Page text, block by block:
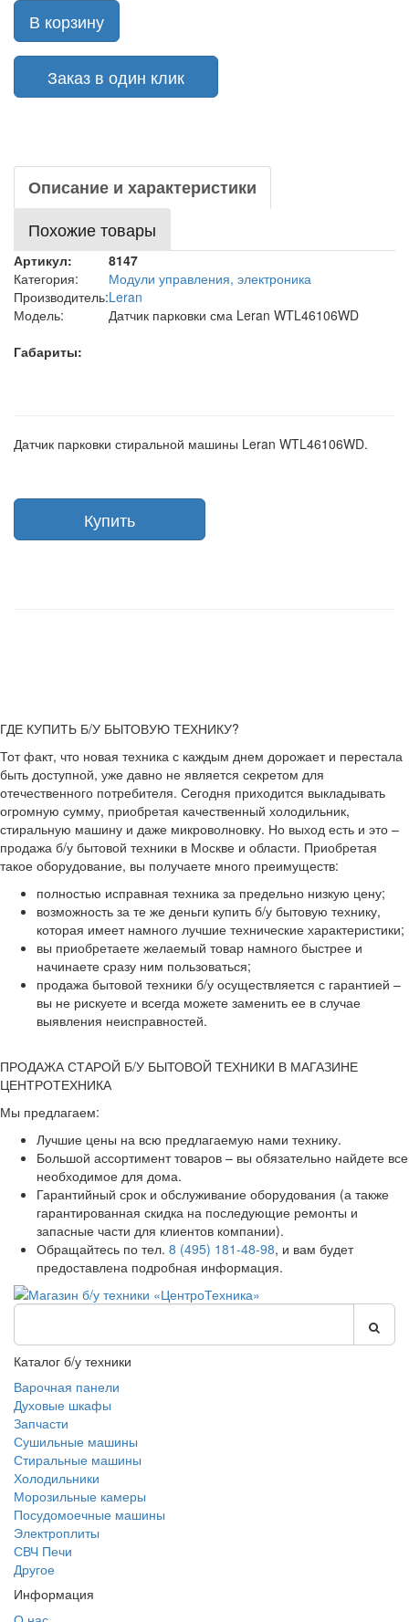
В корзину
Заказ в один клик
Описание и характеристики
Похожие товары
Артикул:
8147
Категория:
Модули управления, электроника
Производитель:Leran
Модель:
Датчик парковки сма Leran WTL46106WD
Габариты:
Датчик парковки стиральной машины Leran WTL46106WD.
ГДЕ КУПИТЬ Б/У БЫТОВУЮ ТЕХНИКУ?
Тот факт, что новая техника с каждым днем дорожает и перестала
быть доступной, уже давно не является секретом для
отечественного потребителя. Сегодня приходится выкладывать
огромную сумму, приобретая качественный холодильник,
стиральную машину и даже микроволновку. Но выход есть и это –
продажа б/у бытовой техники в Москве и области. Приобретая
такое оборудование, вы получаете много преимуществ:
полностью исправная техника за предельно низкую цену;
возможность за те же деньги купить б/у бытовую технику,
которая имеет намного лучшие технические характеристики;
вы приобретаете желаемый товар намного быстрее и
начинаете сразу ним пользоваться;
продажа бытовой техники б/у осуществляется с гарантией –
вы не рискуете и всегда можете заменить ее в случае
выявления неисправностей.
ПРОДАЖА СТАРОЙ Б/У БЫТОВОЙ ТЕХНИКИ В МАГАЗИНЕ
ЦЕНТРОТЕХНИКА
Мы предлагаем:
Лучшие цены на всю предлагаемую нами технику.
Большой ассортимент товаров – вы обязательно найдете все
необходимое для дома.
Гарантийный срок и обслуживание оборудования (а также
гарантированная скидка на последующие ремонты и
запасные части для клиентов компании).
Обращайтесь по тел. 8 (495) 181-48-98, и вам будет
предоставлена подробная информация.
Каталог б/у техники
Варочная панели
Духовые шкафы
Запчасти
Сушильные машины
Стиральные машины
Холодильники
Морозильные камеры
Посудомоечные машины
Электроплиты
СВЧ Печи
Другое
Информация